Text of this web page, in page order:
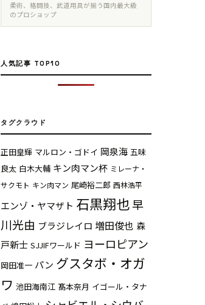
柔術、格闘技、武道用具が揃う国内最大級
のプロショップ
人気記事 TOP10
タグクラウド
正田皇輝 マルロン・ゴドイ 岡泉海 五味
良太 白木大輔 キン肉マン杯 ミレーナ・
サクモト キン肉マン 尾崎裕二郎 西林浩平
エンゾ・ヤマザト 石黒翔也早
川光由 ブラジレイロ 増田俊也 森
戸新士 SJJIFワールド ヨーロピアン
岡田准一 パン グスタボ・オガ
ワ 池田海南江 髙本奈月 イゴール・タナ